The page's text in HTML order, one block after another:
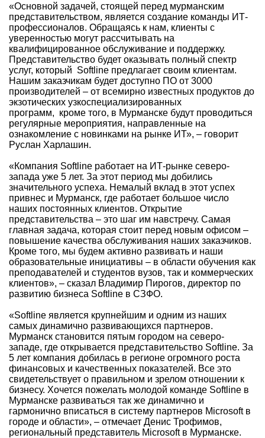
«Основной задачей, стоящей перед мурманским
представительством, является создание команды ИТ-
профессионалов. Обращаясь к нам, клиенты с
уверенностью могут рассчитывать на
квалифицированное обслуживание и поддержку.
Представительство будет оказывать полный спектр
услуг, который Softline предлагает своим клиентам.
Нашим заказчикам будет доступно ПО от 3000
производителей – от всемирно известных продуктов до
экзотических узкоспециализированных
программ, кроме того, в Мурманске будут проводиться
регулярные мероприятия, направленные на
ознакомление с новинками на рынке ИТ», – говорит
Руслан Харлашин.
«Компания Softline работает на ИТ-рынке северо-
запада уже 5 лет. За этот период мы добились
значительного успеха. Немалый вклад в этот успех
привнес и Мурманск, где работает большое число
наших постоянных клиентов. Открытие
представительства – это шаг им навстречу. Самая
главная задача, которая стоит перед новым офисом –
повышение качества обслуживания наших заказчиков.
Кроме того, мы будем активно развивать и наши
образовательные инициативы – в области обучения как
преподавателей и студентов вузов, так и коммерческих
клиентов», – сказал Владимир Пирогов, директор по
развитию бизнеса Softline в СЗФО.
«Softline является крупнейшим и одним из наших
самых динамично развивающихся партнеров.
Мурманск становится пятым городом на северо-
западе, где открывается представительство Softline. За
5 лет компания добилась в регионе огромного роста
финансовых и качественных показателей. Все это
свидетельствует о правильном и зрелом отношении к
бизнесу. Хочется пожелать молодой команде Softline в
Мурманске развиваться так же динамично и
гармонично вписаться в систему партнеров Microsoft в
городе и области», – отмечает Денис Трофимов,
региональный представитель Microsoft в Мурманске.